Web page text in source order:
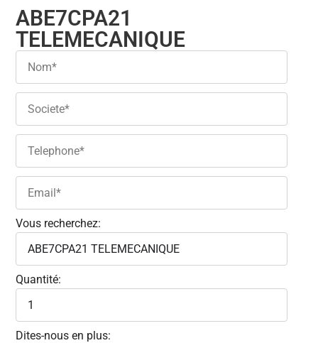
ABE7CPA21
TELEMECANIQUE
Vous recherchez:
Quantité:
Dites-nous en plus: